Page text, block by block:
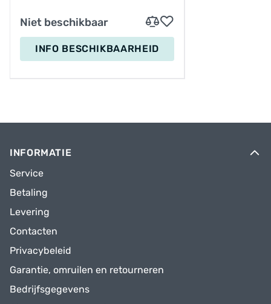
Niet beschikbaar
INFO BESCHIKBAARHEID
INFORMATIE
Service
Betaling
Levering
Contacten
Privacybeleid
Garantie, omruilen en retourneren
Bedrijfsgegevens